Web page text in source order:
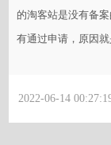
的淘客站是没有备
有通过申请，原因
2022-06-14